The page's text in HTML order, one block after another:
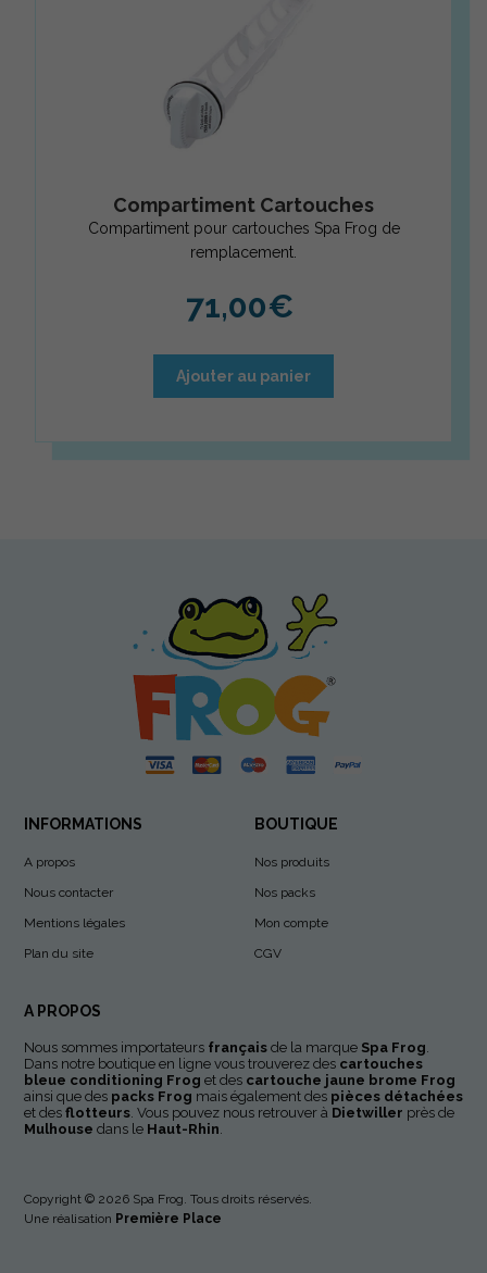
Compartiment Cartouches
Compartiment pour cartouches Spa Frog de
remplacement.
71,00€
Ajouter au panier
Spa Frog
INFORMATIONS
A propos
Nous contacter
Mentions légales
Plan du site
BOUTIQUE
Nos produits
Nos packs
Mon compte
CGV
A PROPOS
Nous sommes importateurs français de la marque Spa Frog.
Dans notre boutique en ligne vous trouverez des cartouches
bleue conditioning Frog et des cartouche jaune brome Frog
ainsi que des packs Frog mais également des pièces détachées
et des flotteurs. Vous pouvez nous retrouver à Dietwiller près de
Mulhouse dans le Haut-Rhin.
Copyright © 2026 Spa Frog. Tous droits réservés.
Une réalisation Première Place